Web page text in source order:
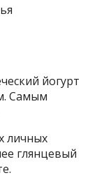
йогурт
Самым
личных
глянцевый